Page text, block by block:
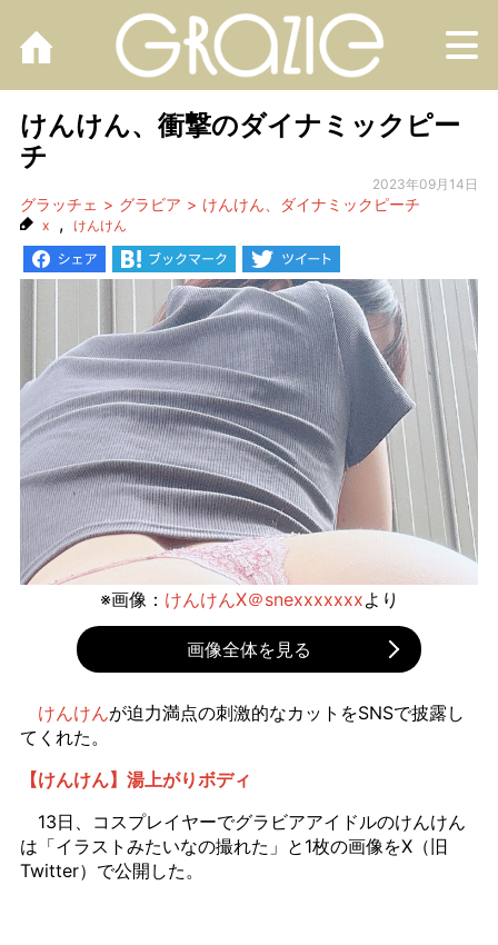
けんけん、衝撃のダイナミックピー
チ
2023年09月14日
グラッチェ グラビア けんけん、ダイナミックピーチ
x , けんけん
※画像： けんけんX＠snexxxxxxxより
画像全体を見る
けんけんが迫力満点の刺激的なカットをSNSで披露し
てくれた。
【けんけん】湯上がりボディ
13日、コスプレイヤーでグラビアアイドルのけんけん
は「イラストみたいなの撮れた」と1枚の画像をX（旧
Twitter）で公開した。